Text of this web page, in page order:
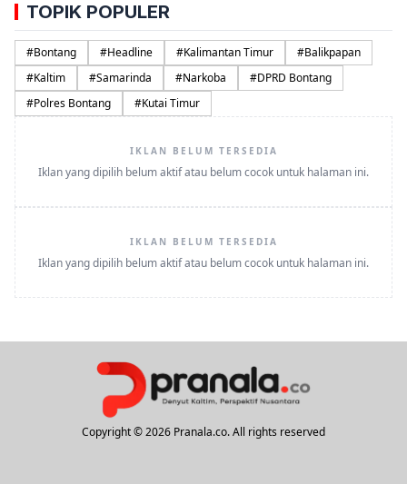
TOPIK POPULER
#Bontang #Headline #Kalimantan Timur #Balikpapan
#Kaltim #Samarinda #Narkoba #DPRD Bontang
#Polres Bontang #Kutai Timur
IKLAN BELUM TERSEDIA
Iklan yang dipilih belum aktif atau belum cocok untuk halaman ini.
IKLAN BELUM TERSEDIA
Iklan yang dipilih belum aktif atau belum cocok untuk halaman ini.
Copyright © 2026 Pranala.co. All rights reserved